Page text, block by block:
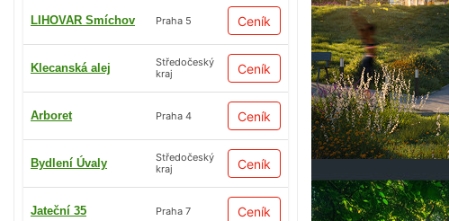
LIHOVAR Smíchov Praha 5 Ceník
Klecanská alej
Středočeský
kraj
Ceník
Arboret Praha 4 Ceník
Bydlení Úvaly
Středočeský
kraj
Ceník
Jateční 35 Praha 7 Ceník